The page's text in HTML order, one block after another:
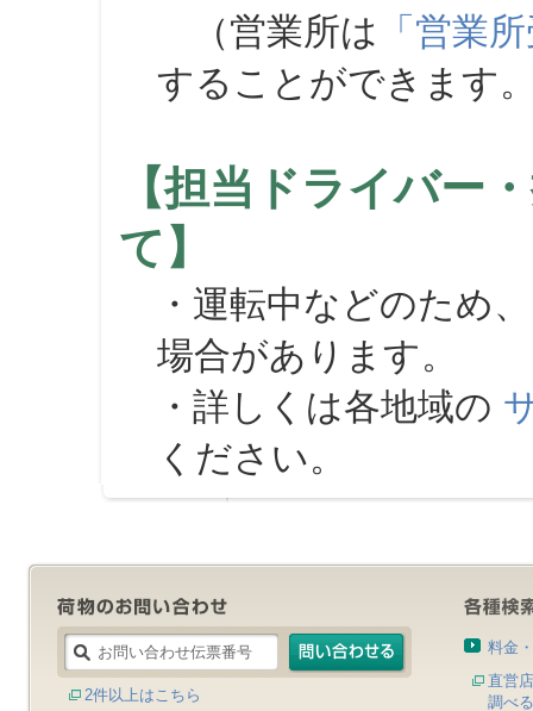
（営業所は 「営業
することができます
【担当ドライバー
て】
・運転中などのため
場合があります。
・詳しくは各地域の
ください。
2件以上はこちら
料金
直営
調べる